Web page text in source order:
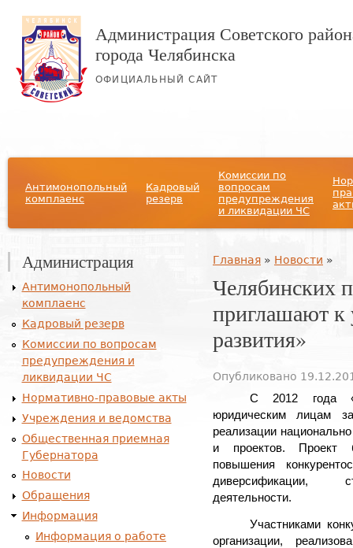
Администрация Советского
города Челябинска
ОФИЦИАЛЬНЫЙ САЙТ
Антимонопольный
комплаенс
Кадровый
резерв
Комиссии по
вопросам
предупреждения
и ликвидации ЧС
Вы здесь
Главная » Новости »
Челябинских
приглашают
развития»
Опубликовано
С 2012 года
юридическим лицам
реализации
и проектов. Проект
повышения
диверсификации,
деятельности.
Участниками
организации,
Администрация
Антимонопольный
комплаенс
Кадровый резерв
Комиссии по вопросам
предупреждения и
ликвидации ЧС
Нормативно-правовые акты
Учреждения и ведомства
Общественная приемная
Губернатора
Новости
Обращения
Информация
Информация о работе